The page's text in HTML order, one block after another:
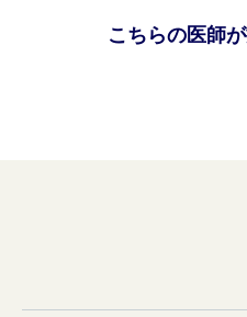
こちらの医師